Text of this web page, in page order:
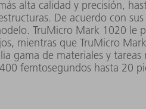
alta calidad y precisión,
De acuerdo con
TruMicro Mark 1020 le
mientras que TruMicro
gama de materiales y
femtosegundos hasta 20